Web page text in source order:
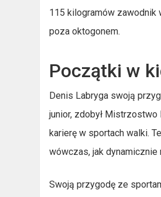
115 kilogramów zawodnik
poza oktogonem.
Początki w
Denis Labryga swoją
junior, zdobył
karierę w sportach walki.
wówczas, jak
Swoją przygodę ze